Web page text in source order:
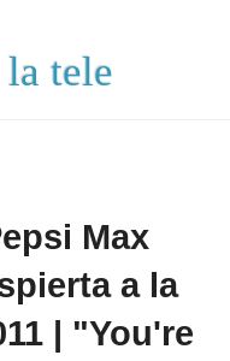
tele
Max
a la
| "You're